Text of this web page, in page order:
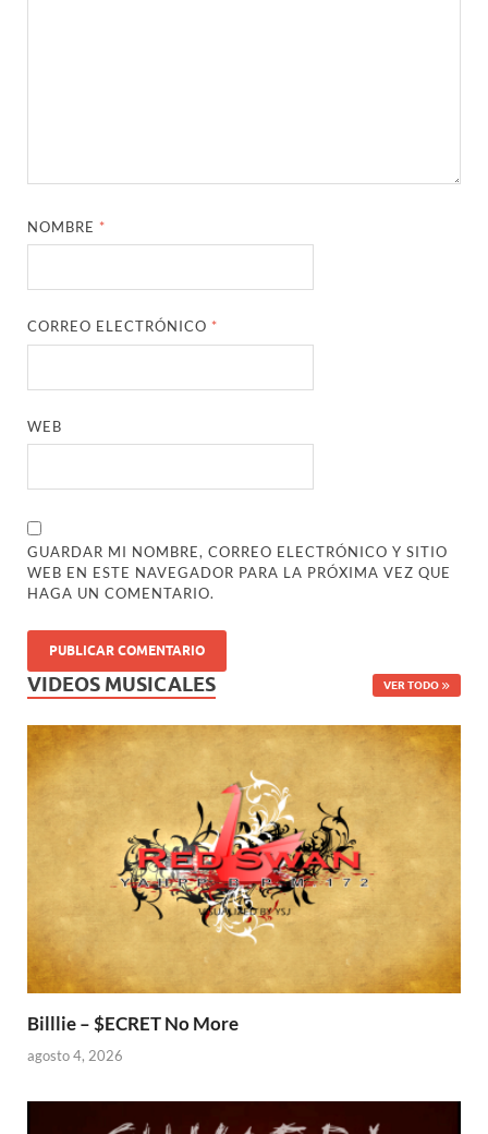
NOMBRE *
CORREO ELECTRÓNICO *
WEB
GUARDAR MI NOMBRE, CORREO ELECTRÓNICO Y SITIO
WEB EN ESTE NAVEGADOR PARA LA PRÓXIMA VEZ QUE
HAGA UN COMENTARIO.
VIDEOS MUSICALES VER TODO
Billlie – $ECRET No More
agosto 4, 2026